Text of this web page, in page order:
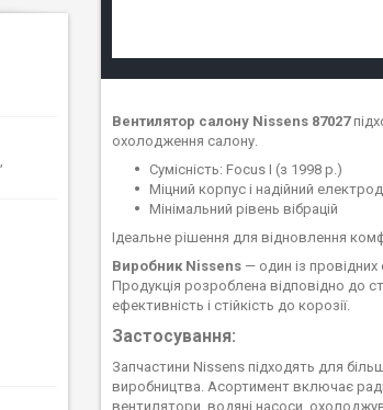
Вентилятор салону Nissens 87027
охолодження салону.
Сумісність: Focus I (з 1998 р.)
Міцний корпус і надійний
Мінімальний рівень вібрацій
Ідеальне рішення для відновлення
Виробник Nissens — один із
Продукція розроблена відповідно до
ефективність і стійкість до корозії.
Застосування:
Запчастини Nissens підходять для
виробництва. Асортимент включає
вентилятори, водяні насоси,